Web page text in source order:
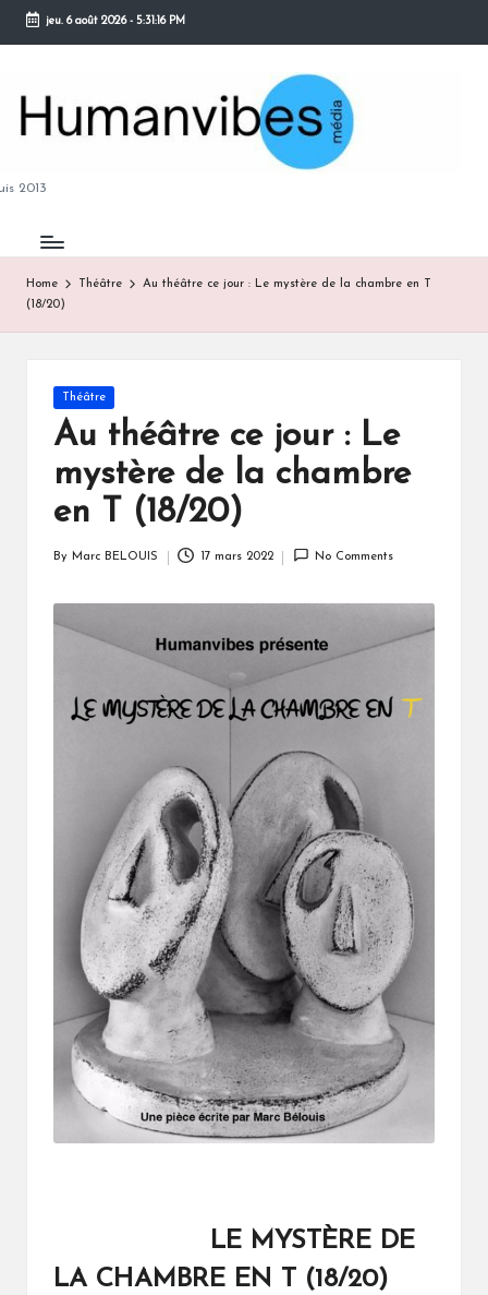
Skip
content
jeu. 6 août 2026- 5:31:16 PM
2013
Home Théâtre
Au théâtre ce jour : Le mystère de la chambre en T
(18/20)
Posted
Théâtre
Au théâtre ce jour : Le
mystère de la chambre
en T (18/20)
By Marc BELOUIS 17 mars 2022 No Comments
LE MYSTÈRE DE
LA CHAMBRE EN T (18/20)